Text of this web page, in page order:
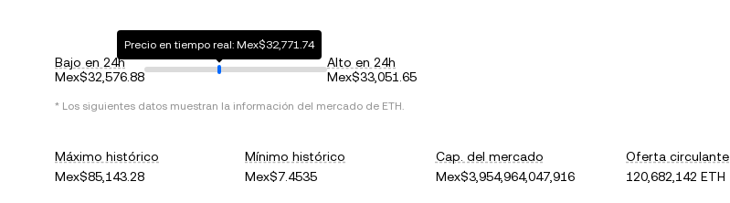
Bajo en 24h
Mex$32,576.88
Precio en tiempo real: Mex$32,771.74
Alto en 24h
Mex$33,051.65
* Los siguientes datos muestran la información del mercado de ETH.
Máximo histórico
Mex$85,143.28
Mínimo histórico
Mex$7.4535
Cap. del mercado
Mex$3,954,964,047,916
Oferta circulante
120,682,142 ETH